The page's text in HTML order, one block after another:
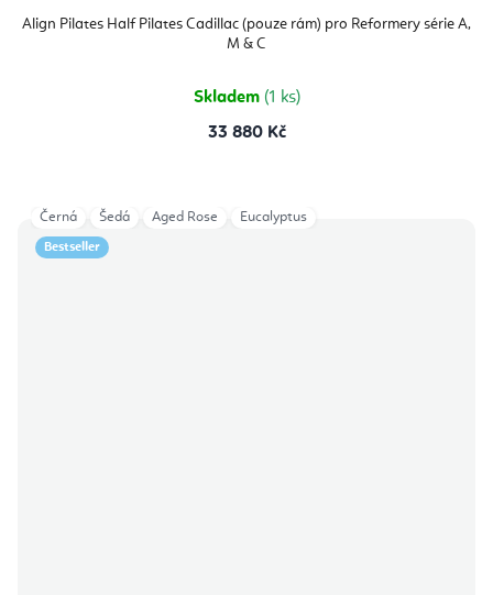
Align Pilates Half Pilates Cadillac (pouze rám) pro Reformery série A,
M & C
Skladem (1 ks)
33 880 Kč
Bestseller
Černá Šedá Aged Rose Eucalyptus